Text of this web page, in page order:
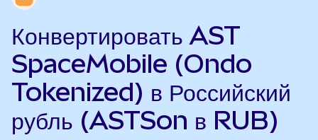
Конвертировать AST
SpaceMobile (Ondo
Tokenized) в Российский
рубль (ASTSon в RUB)